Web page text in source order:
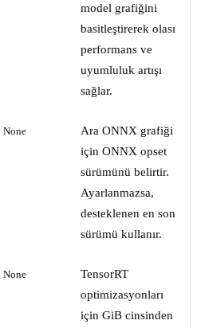
model grafiğini
basitleştirerek olası
performans ve
uyumluluk artışı
sağlar.
None
Ara ONNX grafiği
için ONNX opset
sürümünü belirtir.
Ayarlanmazsa,
desteklenen en son
sürümü kullanır.
None
TensorRT
optimizasyonları
için GiB cinsinden